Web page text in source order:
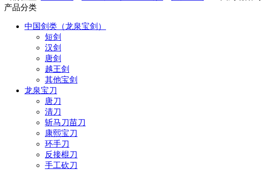
产品分类
中国剑类（龙泉宝剑）
短剑
汉剑
唐剑
越王剑
其他宝剑
龙泉宝刀
唐刀
清刀
斩马刀苗刀
康熙宝刀
环手刀
反接棍刀
手工砍刀